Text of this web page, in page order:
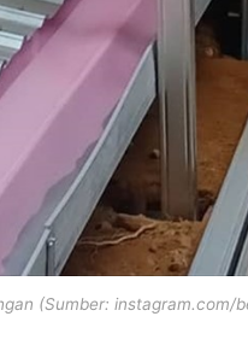
(Sumber: instagram.com/